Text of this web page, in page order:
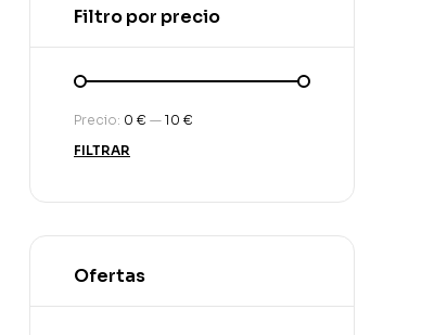
Filtro por precio
FILTRAR
Precio: 0 € — 10 €
Ofertas